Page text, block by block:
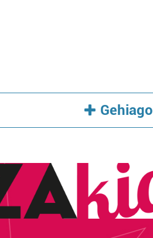
Gehiago